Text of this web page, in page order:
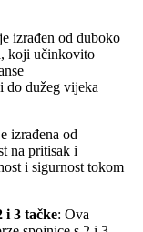
izrađen od duboko
koji učinkovito
do dužeg vijeka
izrađena od
na pritisak i
i sigurnost tokom
i 3 tačke: Ova